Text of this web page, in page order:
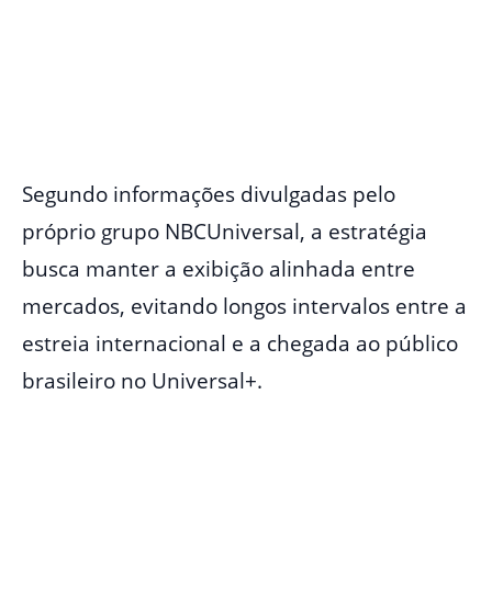
Segundo informações divulgadas pelo
próprio grupo NBCUniversal, a estratégia
busca manter a exibição alinhada entre
mercados, evitando longos intervalos entre a
estreia internacional e a chegada ao público
brasileiro no Universal+.